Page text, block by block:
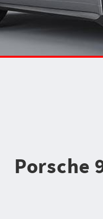
Porsche